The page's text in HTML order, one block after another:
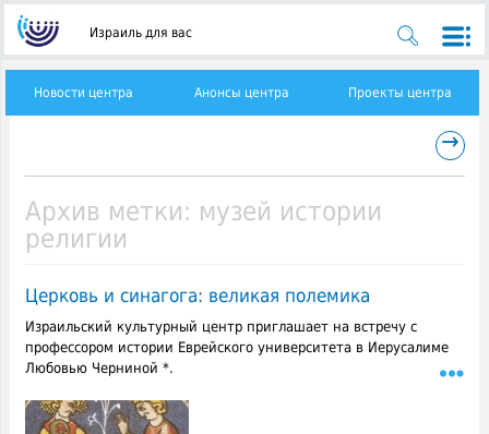
Израиль для вас
Новости центра Анонсы центра Проекты центра
→
Архив метки: музей истории
религии
Церковь и синагога: великая полемика
Израильский культурный центр приглашает на встречу с
профессором истории Еврейского университета в Иерусалиме
Любовью Черниной *.